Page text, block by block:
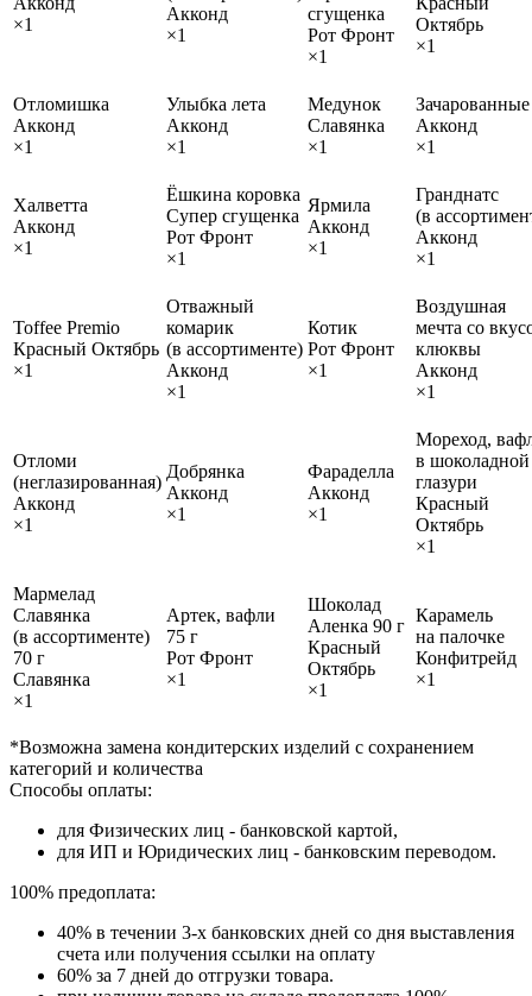
×1
Акконд
×1
сгущенка
Рот Фронт
×1
Октябрь
×1
Отломишка
Акконд
×1
Улыбка лета
Акконд
×1
Медунок
Славянка
×1
Зачарованные
Акконд
×1
Халветта
Акконд
×1
Ёшкина коровка
Супер сгущенка
Рот Фронт
×1
Ярмила
Акконд
×1
Гранднатс
(в
Акконд
×1
Toffee Premio
Красный Октябрь
×1
Отважный
комарик
(в ассортименте)
Акконд
×1
Котик
Рот Фронт
×1
Воздушная
мечта со
клюквы
Акконд
×1
Отломи
(неглазированная)
Акконд
×1
Добрянка
Акконд
×1
Фараделла
Акконд
×1
Мореход,
в шоколадной
глазури
Красный
Октябрь
×1
Мармелад
Славянка
(в ассортименте)
70 г
Славянка
×1
Артек, вафли
75 г
Рот Фронт
×1
Шоколад
Аленка 90 г
Красный
Октябрь
×1
Карамель
на палочке
Конфитрейд
×1
*Возможна замена кондитерских изделий с сохранением
категорий и количества
Способы оплаты:
для Физических лиц - банковской картой,
для ИП и Юридических лиц - банковским переводом.
100% предоплата:
40% в течении 3-х банковских дней со дня выставления
счета или получения ссылки на оплату
60% за 7 дней до отгрузки товара.